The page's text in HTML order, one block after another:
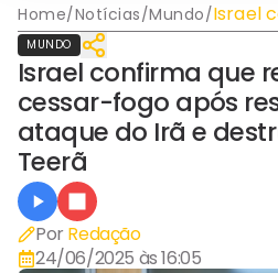
Home/Notícias/Mundo/Israel
após
do Irã
Teerã
MUNDO
Israel confirma que
cessar-fogo após
ataque do Irã e
Teerã
Por Redação
24/06/2025 às 16:05